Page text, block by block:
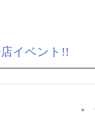
イベント!!